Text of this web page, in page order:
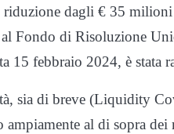
dagli € 35
Fondo di Risoluzione
15 febbraio 2024, è stata
sia di breve (Liquidity
ampiamente al di sopra